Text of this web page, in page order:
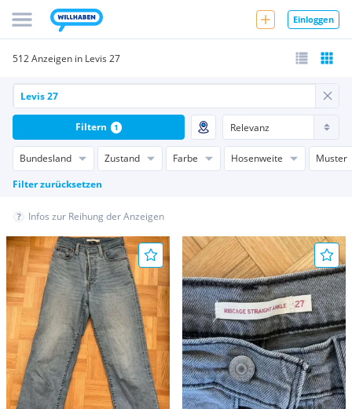
Einloggen
512 Anzeigen in Levis 27
Bundesland Zustand Farbe Hosenweite
Muster
Filter zurücksetzen
Filtern 1
Infos zur Reihung der Anzeigen